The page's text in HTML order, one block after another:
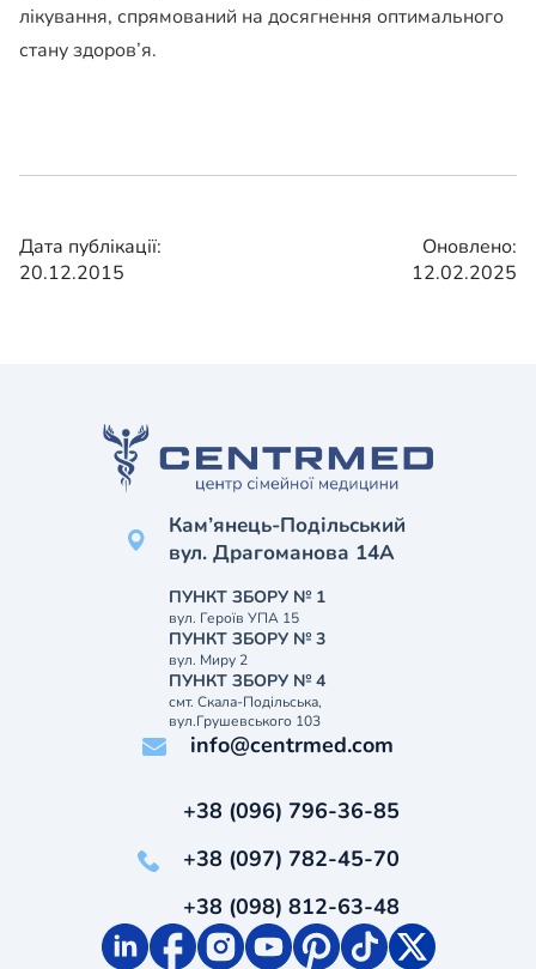
лікування, спрямований на досягнення оптимального
стану здоров’я.
Дата публікації:
20.12.2015
Оновлено:
12.02.2025
Кам’янець-Подільський
вул. Драгоманова 14А
ПУНКТ ЗБОРУ № 1
вул. Героїв УПА 15
ПУНКТ ЗБОРУ № 3
вул. Миру 2
ПУНКТ ЗБОРУ № 4
смт. Скала-Подільська,
вул.Грушевського 103
info@centrmed.com
+38 (096) 796-36-85
+38 (097) 782-45-70
+38 (098) 812-63-48